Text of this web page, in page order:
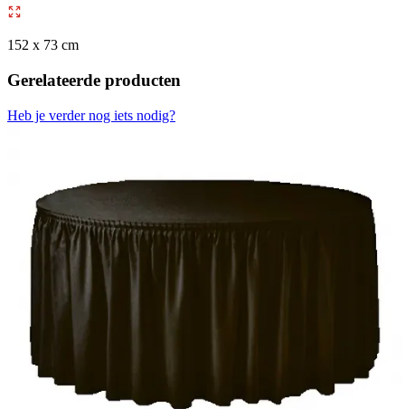
152 x 73 cm
Gerelateerde producten
Heb je verder nog iets nodig?